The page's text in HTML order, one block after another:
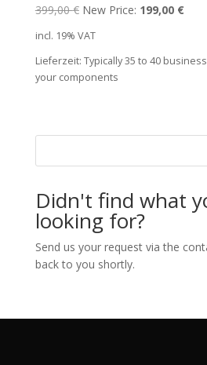
399,00€ Original
399,00 €.
New Price: 199,00 €
incl. 19% VAT
Lieferzeit: Typically 35 to 40
your components
Didn't find what
looking for?
Send us your request via the
back to you shortly.